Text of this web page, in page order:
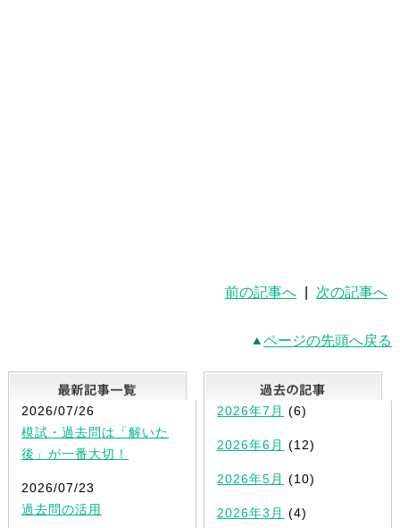
前の記事へ 次の記事へ
ページの先頭へ戻る
最新記事一覧
2026/07/26
模試・過去問は「解いた
後」が一番大切！
2026/07/23
過去問の活用
2026年7月 (6)
2026年6月 (12)
2026年5月 (10)
2026年3月 (4)